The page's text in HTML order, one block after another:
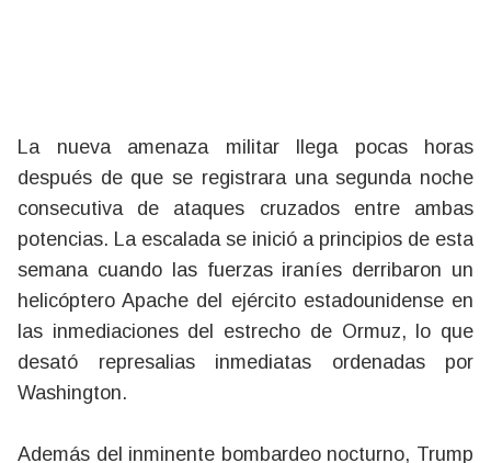
La nueva amenaza militar llega pocas horas
después de que se registrara una segunda noche
consecutiva de ataques cruzados entre ambas
potencias. La escalada se inició a principios de esta
semana cuando las fuerzas iraníes derribaron un
helicóptero Apache del ejército estadounidense en
las inmediaciones del estrecho de Ormuz, lo que
desató represalias inmediatas ordenadas por
Washington.
Además del inminente bombardeo nocturno, Trump